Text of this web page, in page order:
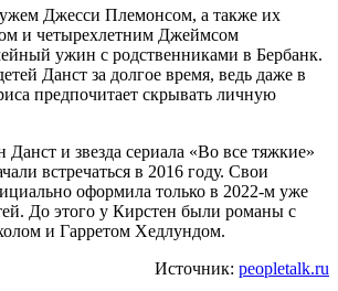
Джесси Племонсом, а также их
и четырехлетним Джеймсом
ужин с родственниками в Бербанк.
Данст за долгое время, ведь даже в
предпочитает скрывать личную
и звезда сериала «Во все тяжкие»
встречаться в 2016 году. Свои
оформила только в 2022-м уже
До этого у Кирстен были романы с
и Гарретом Хедлундом.
Источник: peopletalk.ru